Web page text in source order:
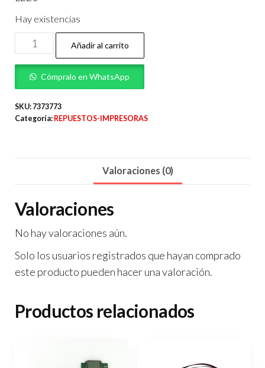
Hay existencias
MAINBOARD
IMPRESORA
EPSON
A5A
cantidad
Añadir al carrito
Cómpralo en WhatsApp
SKU: 7373773
Categoría: REPUESTOS-IMPRESORAS
Valoraciones (0)
Valoraciones
No hay valoraciones aún.
Solo los usuarios registrados que hayan comprado
este producto pueden hacer una valoración.
Productos relacionados